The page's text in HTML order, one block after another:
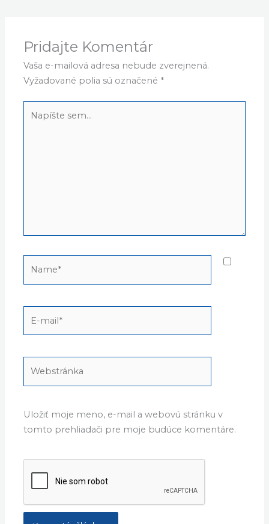
Pridajte Komentár
Vaša e-mailová adresa nebude zverejnená.
Vyžadované polia sú označené *
sem...
Uložiť moje meno, e-mail a webovú stránku v
tomto prehliadači pre moje budúce komentáre.